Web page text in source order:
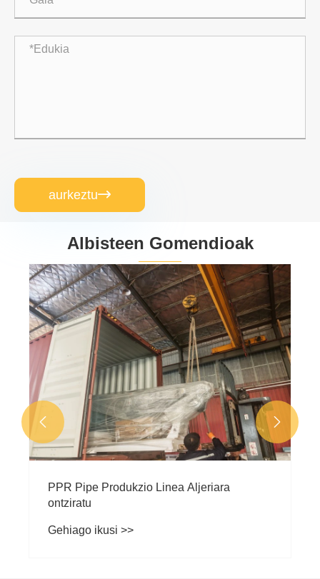
aurkeztu
Albisteen Gomendioak
PPR Pipe Produkzio Linea Aljeriara
ontziratu
Gehiago ikusi >>
 